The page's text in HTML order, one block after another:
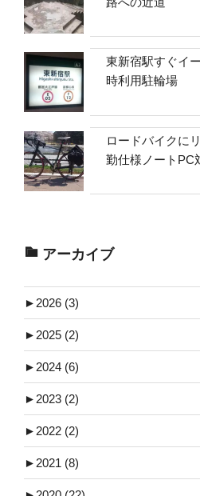
東新宿駅すぐイ
時利用駐輪場
ロードバイクに
勤仕様ノートPC
アーカイブ
► 2026 (3)
► 2025 (2)
► 2024 (6)
► 2023 (2)
► 2022 (2)
► 2021 (8)